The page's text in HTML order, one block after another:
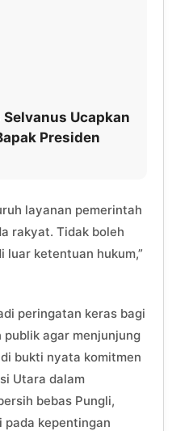
Ucapkan
Presiden
layanan pemerintah
rakyat. Tidak boleh
luar ketentuan hukum,”
peringatan keras bagi
publik agar menjunjung
bukti nyata komitmen
Utara dalam
bebas Pungli,
kepentingan